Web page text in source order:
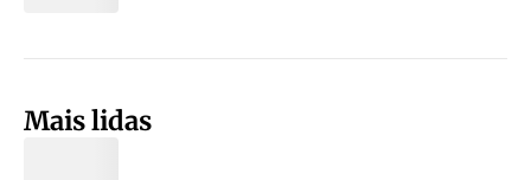
Mais lidas